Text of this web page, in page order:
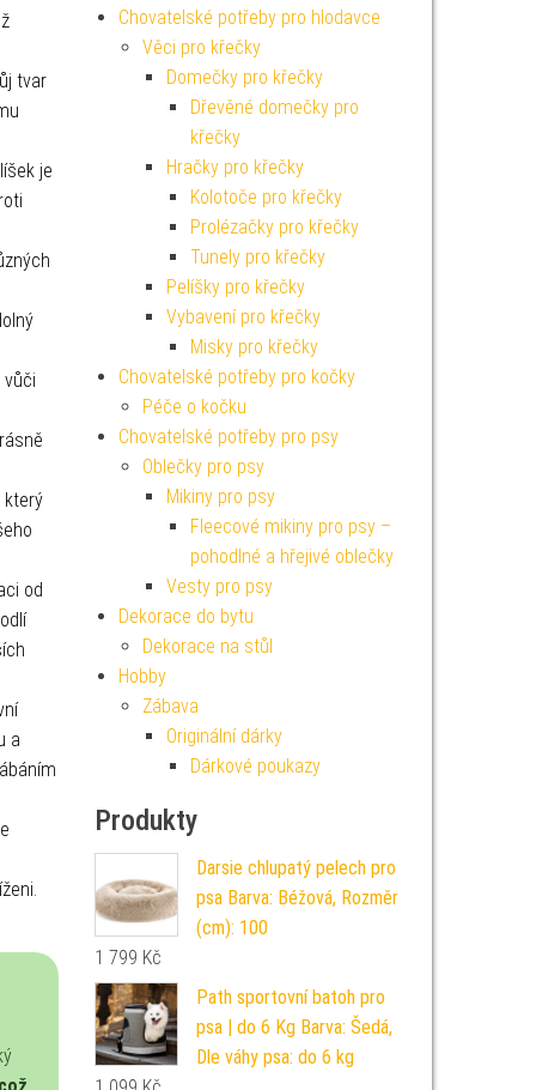
tvar
je
který
od
a
Chovatelské potřeby pro hlodavce
Věci pro křečky
Domečky pro křečky
Dřevěné domečky pro
křečky
Hračky pro křečky
Kolotoče pro křečky
Prolézačky pro křečky
Tunely pro křečky
Pelíšky pro křečky
Vybavení pro křečky
Misky pro křečky
Chovatelské potřeby pro kočky
Péče o kočku
Chovatelské potřeby pro psy
Oblečky pro psy
Mikiny pro psy
Fleecové mikiny pro psy –
pohodlné a hřejivé oblečky
Vesty pro psy
Dekorace do bytu
Dekorace na stůl
Hobby
Zábava
Originální dárky
Dárkové poukazy
Produkty
Darsie chlupatý pelech pro
psa Barva: Béžová, Rozměr
(cm): 100
1 799 Kč
Path sportovní batoh pro
psa | do 6 Kg Barva: Šedá,
Dle váhy psa: do 6 kg